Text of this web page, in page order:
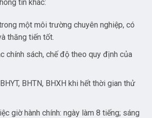
tin khác:
một môi trường chuyên nghiệp, có
thăng tiến tốt.
chính sách, chế độ theo quy định của
BHTN, BHXH khi hết thời gian thử
giờ hành chính: ngày làm 8 tiếng; sáng